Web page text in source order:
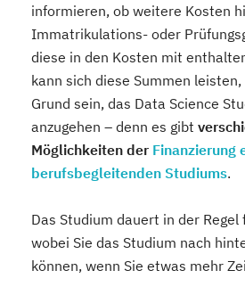
informieren, ob weitere Kosten
Immatrikulations- oder
diese in den Kosten mit
kann sich diese Summen
Grund sein, das Data Science
anzugehen – denn es gibt
Möglichkeiten der Finanzierung
berufsbegleitenden Studiums.
Das Studium dauert in der Regel
wobei Sie das Studium nach
können, wenn Sie etwas mehr